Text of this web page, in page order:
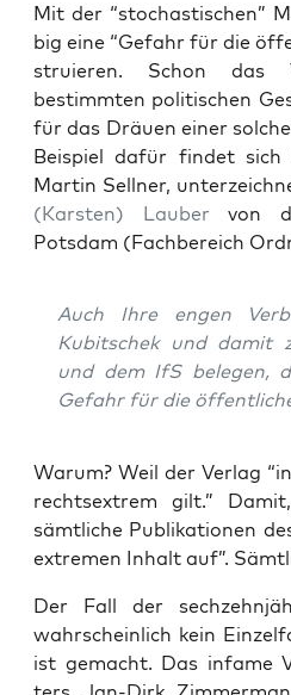
Mit der “sto­chas­ti­schen”
big eine “Gefahr für die
stru­ie­ren. Schon das
bestimm­ten poli­ti­schen
für das Dräu­en einer
Bei­spiel dafür fin­det
Mar­tin Sell­ner,
(Kars­ten) Lau­ber von
Pots­dam (Fach­be­reich
Auch Ihre engen
Kubit­schek und damit
und dem IfS bele­gen,
Gefahr für die
War­um? Weil der Ver­lag
rechts­extrem gilt.”
sämt­li­che Publi­ka­tio­nen
extre­men Inhalt auf”.
Der Fall der
wahr­schein­lich kein
ist gemacht. Das infa­me